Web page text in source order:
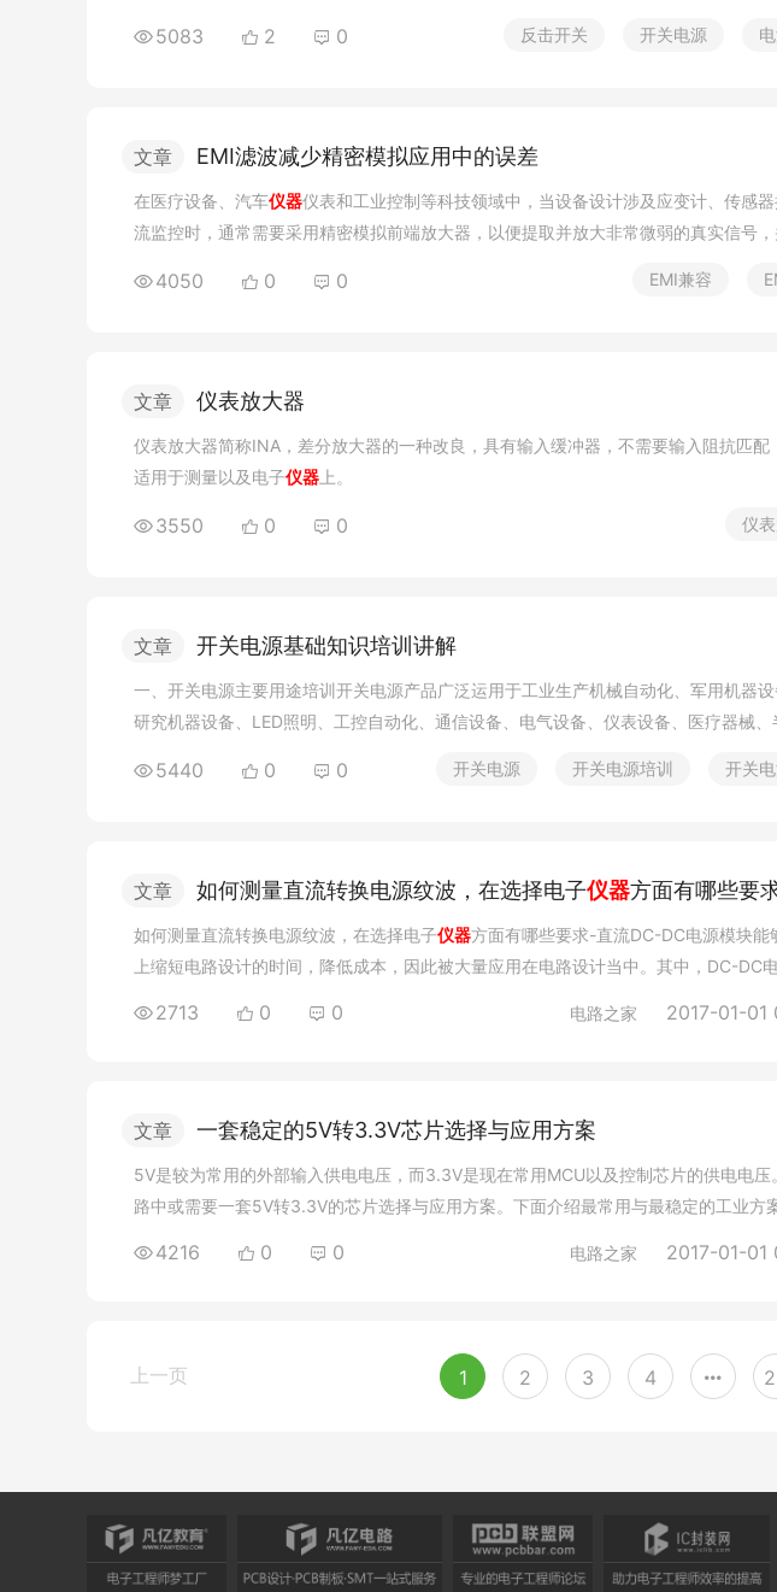
5083 2 0 反击开关 开关电源
文章 EMI滤波减少精密模拟应用中的误差
​​在医疗设备、汽车仪器仪表和工业控制等科技领域中，当设备设计涉及应变计、传感
流监控时，通常需要采用精密模拟前端放大器，以便提取并放大非常微弱的真实信号，
性等精度参数符合应用要求。
4050 0 0 EMI兼容
文章 仪表放大器
仪表放大器简称INA，差分放大器的一种改良，具有输入缓冲器，不需要输入阻抗匹配
适用于测量以及电子仪器 上。
3550 0 0 仪
文章 开关电源基础知识培训讲解
一、开关电源主要用途培训开关电源产品广泛运用于工业生产机械自动化、军用机器
研究机器设备、LED照明、工控自动化、通信设备、电气设备、仪表设备、医疗器械、
控系统，LED灯带，主机箱，电子产品和
仪器 设备类等行业。二、开关电源原理及各作
5440 0 0 开关电源 开关电源培训 开关
文章 如何测量直流转换电源纹波，在选择电子仪器方面有哪些要
如何测量直流转换电源纹波，在选择电子仪器方面有哪些要求-直流DC-DC电源模块能
上缩短电路设计的时间，降低成本，因此被大量应用在电路设计当中。其中，DC-DC
的工作，就必然要知道直流DC-DC电源模块的输出波纹，并进行观察，确保正常。
2713 0 0 电路之家 2017-01-01
文章 一套稳定的5V转3.3V芯片选择与应用方案
5V是较为常用的外部输入供电电压，而3.3V是现在常用MCU以及控制芯片的供电电压
路中或需要一套5V转3.3V的芯片选择与应用方案。下面介绍最常用与最稳定的工业方
最大输出电流：1A； AMS1117应用电路较为简单，不需要额外附加电路，直接就可以
4216 0 0 电路之家 2017-01-01
上一页 1 2 3 4